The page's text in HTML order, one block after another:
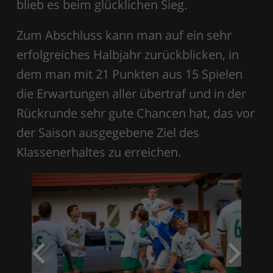
blieb es beim glücklichen Sieg.
Zum Abschluss kann man auf ein sehr
erfolgreiches Halbjahr zurückblicken, in
dem man mit 21 Punkten aus 15 Spielen
die Erwartungen aller übertraf und in der
Rückrunde sehr gute Chancen hat, das vor
der Saison ausgegebene Ziel des
Klassenerhaltes zu erreichen.